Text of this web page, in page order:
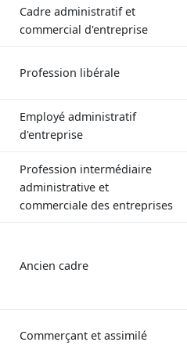
Cadre administratif et
commercial d'entreprise
Profession libérale
Employé administratif
d'entreprise
Profession intermédiaire
administrative et
commerciale des entreprises
Ancien cadre
Commerçant et assimilé